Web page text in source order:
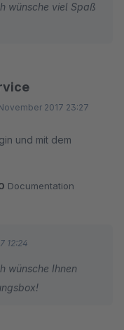
wünsche viel Spaß
2017 23:27
und mit dem
Documentation
12:24
wünsche Ihnen